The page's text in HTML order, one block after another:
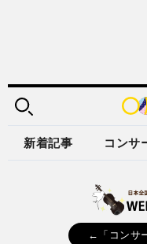
新着記事 コンサ
←「コンサ